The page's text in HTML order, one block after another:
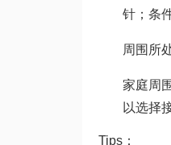
针；条
周围所
家庭周
以选择
Tips：